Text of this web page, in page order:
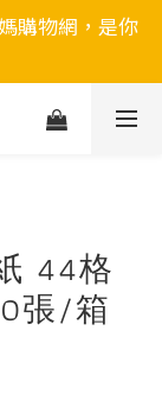
購物網，是你
44格
張/箱